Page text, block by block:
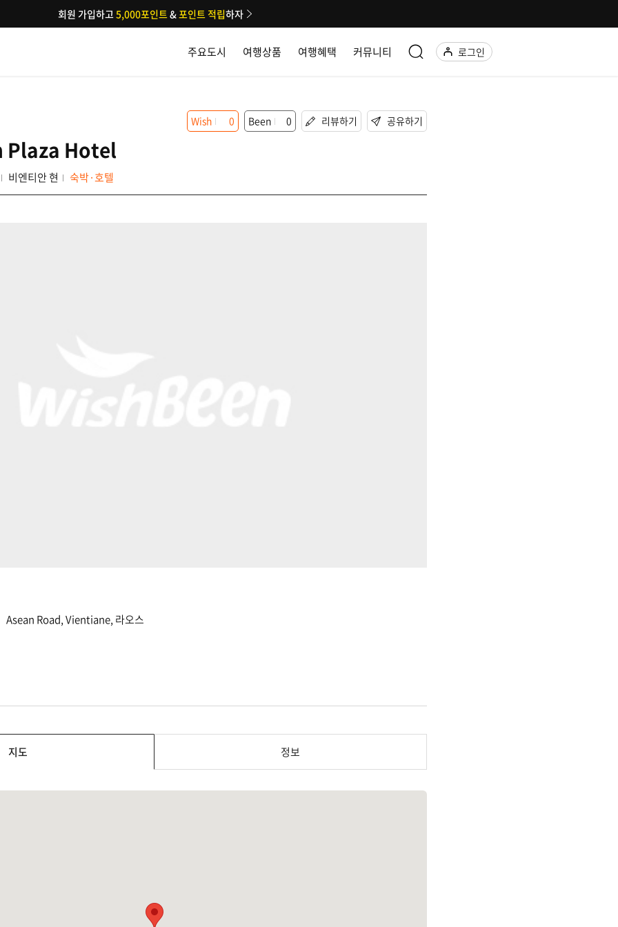
주요도시 여행상품 여행혜택 커뮤니티 로그인
회원 가입하고5,000포인트&포인트 적립하자
Plaza Hotel
비엔티안 현 숙박·호텔
Wish 0 Been 0 리뷰하기 공유하기
Asean Road, Vientiane, 라오스
지도 정보